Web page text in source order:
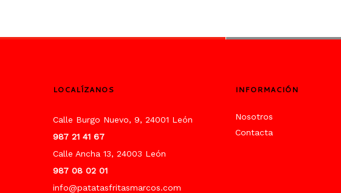
LOCALÍZANOS
Calle Burgo Nuevo, 9, 24001 León
987 21 41 67
Calle Ancha 13, 24003 León
987 08 02 01
info@patatasfritasmarcos.com
INFORMACIÓN
Nosotros
Contacta